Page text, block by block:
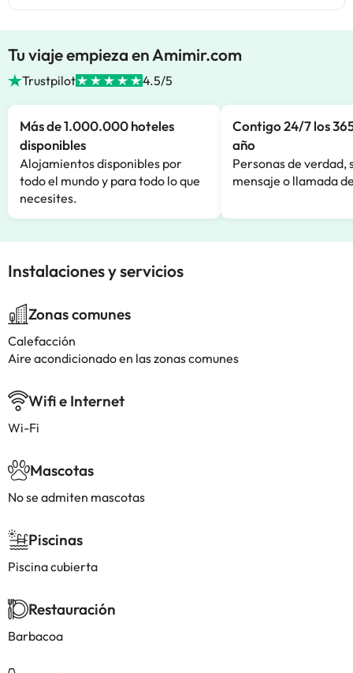
Tu viaje empieza en Amimir.com
Trustpilot 4.5/5
Más de 1.000.000 hoteles
disponibles
Alojamientos disponibles por
todo el mundo y para todo lo que
necesites.
Contigo 24/7 los
año
Personas de verdad,
mensaje o llamada
Instalaciones y servicios
Zonas comunes
Calefacción
Aire acondicionado en las zonas comunes
Wifi e Internet
Wi-Fi
Mascotas
No se admiten mascotas
Piscinas
Piscina cubierta
Restauración
Barbacoa